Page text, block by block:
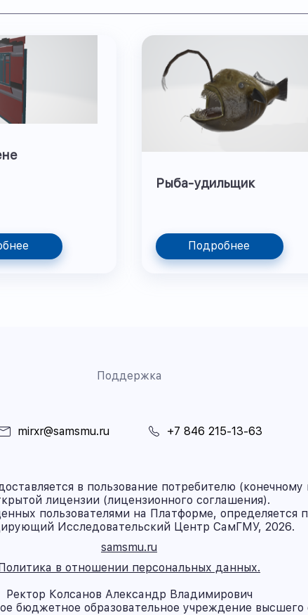
Рыба-удильщик
Подробнее
Поддержка
mirxr@samsmu.ru +7 846 215-13-63
в пользование потребителю (конечному
лицензии (лицензионного соглашения).
пользователями на Платформе, определяется
Исследовательский Центр СамГМУ, 2026.
samsmu.ru
в отношении персональных данных.
Ректор Колсанов Александр Владимирович
бюджетное образовательное учреждение